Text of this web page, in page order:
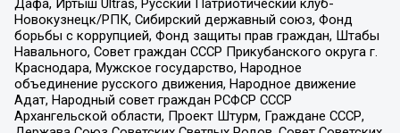
Дафа, Иртыш Ultras, Русский Патриотический клуб-
Новокузнецк/РПК, Сибирский державный союз, Фонд
борьбы с коррупцией, Фонд защиты прав граждан, Штабы
Навального, Совет граждан СССР Прикубанского округа г.
Краснодара, Мужское государство, Народное
объединение русского движения, Народное движение
Адат, Народный совет граждан РСФСР СССР
Архангельской области, Проект Штурм, Граждане СССР,